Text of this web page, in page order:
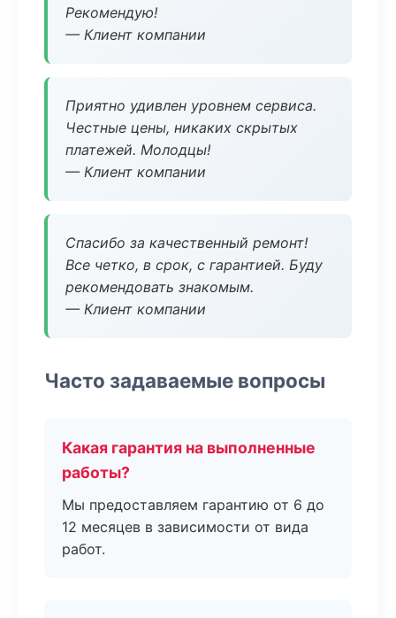
Рекомендую!
— Клиент компании
Приятно удивлен уровнем сервиса.
Честные цены, никаких скрытых
платежей. Молодцы!
— Клиент компании
Спасибо за качественный ремонт!
Все четко, в срок, с гарантией. Буду
рекомендовать знакомым.
— Клиент компании
Часто задаваемые вопросы
Какая гарантия на выполненные
работы?
Мы предоставляем гарантию от 6 до
12 месяцев в зависимости от вида
работ.